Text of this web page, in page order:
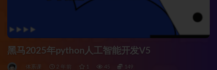
黑马2025年python人工智能开发V5
体系课 2 年前 1 45 149